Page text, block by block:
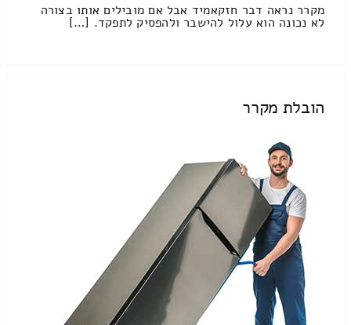
מקרר נראה דבר חזקאמיד אבל אם מובילים אותו בצורה
לא נכונה הוא עלול להישבר ולהפסיק לתפקד. […]
הובלת מקרר